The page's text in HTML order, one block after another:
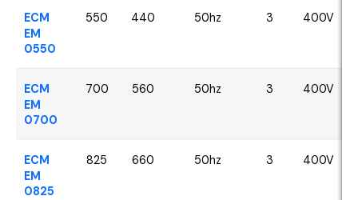
ECM
EM
0550
550 440 50hz 3 400V
ECM
EM
0700
700 560 50hz 3 400V
ECM
EM
0825
825 660 50hz 3 400V